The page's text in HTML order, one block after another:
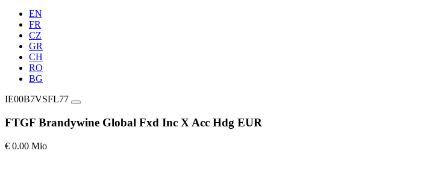
EN
FR
CZ
GR
CH
RO
BG
IE00B7VSFL77
FTGF Brandywine Global Fxd Inc X Acc Hdg EUR
€ 0.00 Mio